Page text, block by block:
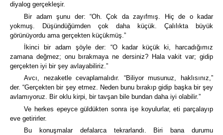
diyalog gerçekleşir.
Bir adam şunu der: “Oh. Çok da zayıfmış. Hiç de o kadar
yokmuş. Düşündüğümden çok daha küçük.
Çalılıkta büyük
görünüyordu ama gerçekten küçükmüş.”
İkinci bir adam şöyle der: “O kadar küçük ki, harcadığımız
zamana değmez; onu bırakmaya ne dersiniz? Hala vakit var; gidip
gerçekten iyi bir şey avlayabiliriz.”
Avcı, nezaketle cevaplamalıdır. “Biliyor musunuz, haklısınız,”
der. “Gerçekten bir şey etmez. Neden bunu bırakıp gidip başka bir şey
avlamıyoruz. Bir oklu kirpi, bir tavşan bile bundan daha iyi olabilir.”
Ve herkes epeyce güldükten sonra işe koyulurlar, eti parçalayıp
eve getirirler.
Bu konuşmalar defalarca tekrarlandı.
Biri bana durumu